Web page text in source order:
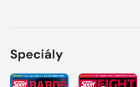
Speciály